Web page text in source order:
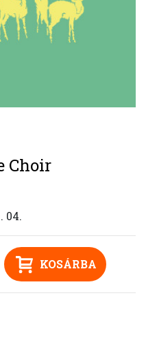
Choir
04.
KOSÁRBA